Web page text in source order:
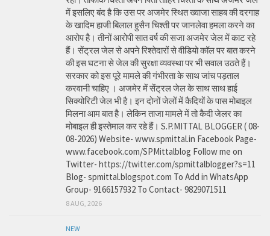
में इसलिए बंद है कि उस पर अजमेर स्थित ख्वाजा साहब की दरगाह
के खादिम हाजी बिलाल हुसैन चिश्ती पर जानलेवा हमला करने का
आरोप है। तीनों आरोपी सात वर्ष की सजा अजमेर जेल में काट रहे
हैं। सेंट्रल जेल से अपने रिश्तेदारों से वीडियो कॉल पर बात करने
की इस घटना से जेल की सुरक्षा व्यवस्था पर भी सवाल उठते हैं।
सरकार को इस पूरे मामले की गंभीरता के साथ जांच पड़ताल
करवानी चाहिए । अजमेर में सेंट्रल जेल के साथ साथ हाई
सिक्योरिटी जेल भी है। इन दोनों जेलों में कैदियों के पास मोबाइल
मिलना आम बात है। लेकिन ताजा मामले में तो कैदी जेलर का
मोबाइल ही इस्तेमाल कर रहे हैं। S.P.MITTAL BLOGGER ( 08-
08-2026) Website- www.spmittal.in Facebook Page-
www.facebook.com/SPMittalblog Follow me on
Twitter- https://twitter.com/spmittalblogger?s=11
Blog- spmittal.blogspot.com To Add in WhatsApp
Group- 9166157932 To Contact- 9829071511
8 AUG, 2026
NEW